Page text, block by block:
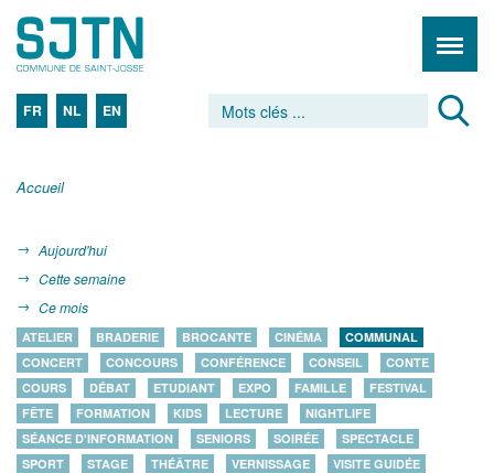
FR NL EN
Accueil
Aujourd'hui
Cette semaine
Ce mois
ATELIER BRADERIE BROCANTE CINÉMA
COMMUNAL
CONCERT
CONCOURS CONFÉRENCE CONSEIL
CONTE
COURS
DÉBAT ETUDIANT EXPO FAMILLE
FESTIVAL
FÊTE
FORMATION KIDS LECTURE
NIGHTLIFE
SÉANCE D'INFORMATION
SENIORS SOIRÉE
SPECTACLE
SPORT
STAGE THÉÂTRE VERNISSAGE VISITE GUIDÉE